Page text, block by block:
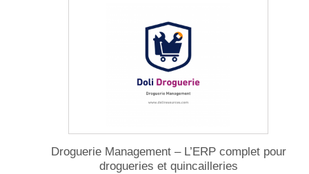
Droguerie Management – L’ERP complet pour
drogueries et quincailleries